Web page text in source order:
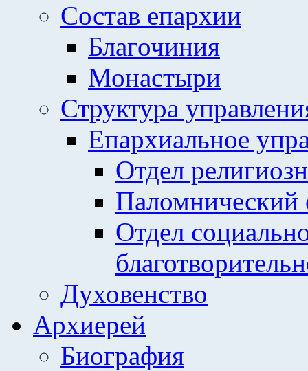
Состав епархии
Благочиния
Монастыри
Структура
Епархиальное
Отдел
Паломнический
Отдел
Духовенство
Архиерей
Биография